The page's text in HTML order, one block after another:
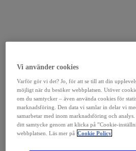
Vi använder cookies
Varför gör vi det? Jo, för att se till att din
möjligt när du besöker webbplatsen. Utöver
om du samtycker – även använda cookies för
marknadsföring. Den data vi samlar in delar vi
samarbetar med inom marknadsföring och
ditt samtycke genom att klicka på ”Cookie-
webbplatsen. Läs mer på Cookie Policy